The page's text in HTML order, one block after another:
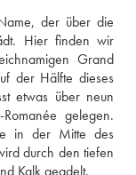
der über die
Hier finden wir
Grand
der Hälfte dieses
etwas über neun
gelegen.
in der Mitte des
durch den tiefen
Kalk geadelt.